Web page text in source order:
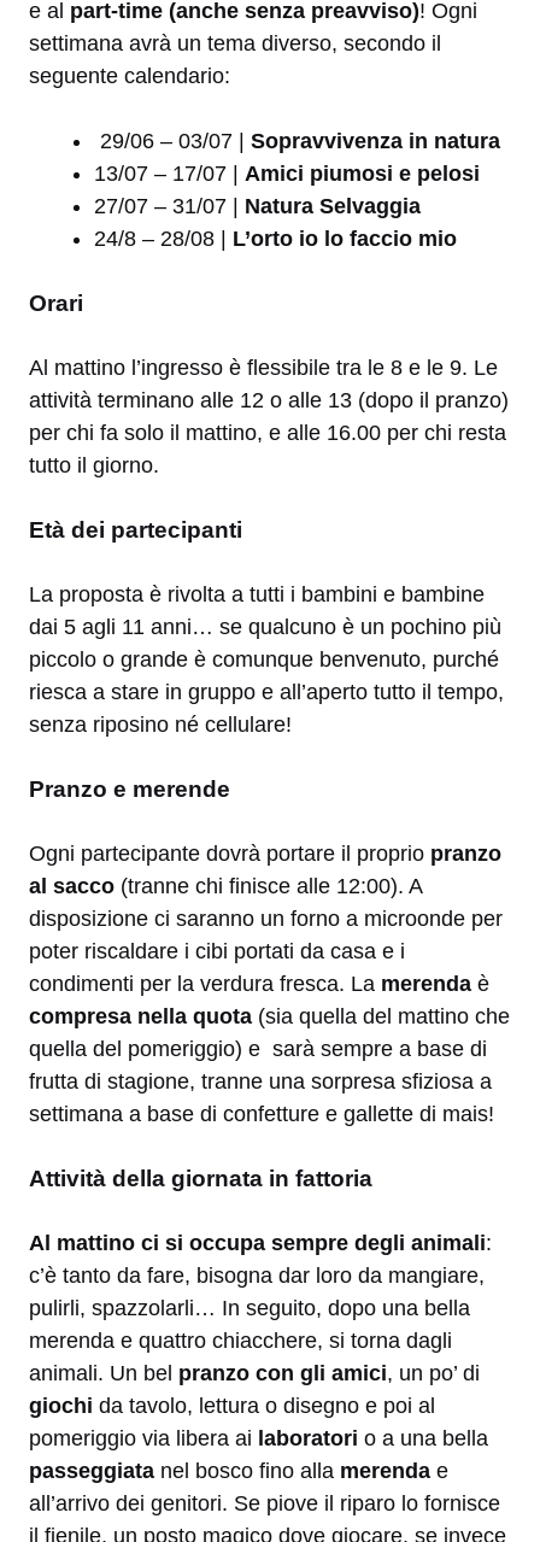
e al part-time (anche senza preavviso)! Ogni
settimana avrà un tema diverso, secondo il
seguente calendario:
29/06 – 03/07 | Sopravvivenza in natura
13/07 – 17/07 | Amici piumosi e pelosi
27/07 – 31/07 | Natura Selvaggia
24/8 – 28/08 | L’orto io lo faccio mio
Orari
Al mattino l’ingresso è flessibile tra le 8 e le 9. Le
attività terminano alle 12 o alle 13 (dopo il pranzo)
per chi fa solo il mattino, e alle 16.00 per chi resta
tutto il giorno.
Età dei partecipanti
La proposta è rivolta a tutti i bambini e bambine
dai 5 agli 11 anni… se qualcuno è un pochino più
piccolo o grande è comunque benvenuto, purché
riesca a stare in gruppo e all’aperto tutto il tempo,
senza riposino né cellulare!
Pranzo e merende
Ogni partecipante dovrà portare il proprio pranzo
al sacco (tranne chi finisce alle 12:00). A
disposizione ci saranno un forno a microonde per
poter riscaldare i cibi portati da casa e i
condimenti per la verdura fresca. La merenda è
compresa nella quota (sia quella del mattino che
quella del pomeriggio) e sarà sempre a base di
frutta di stagione, tranne una sorpresa sfiziosa a
settimana a base di confetture e gallette di mais!
Attività della giornata in fattoria
Al mattino ci si occupa sempre degli animali:
c’è tanto da fare, bisogna dar loro da mangiare,
pulirli, spazzolarli… In seguito, dopo una bella
merenda e quattro chiacchere, si torna dagli
animali. Un bel pranzo con gli amici, un po’ di
giochi da tavolo, lettura o disegno e poi al
pomeriggio via libera ai laboratori o a una bella
passeggiata nel bosco fino alla merenda e
all’arrivo dei genitori. Se piove il riparo lo fornisce
il fienile, un posto magico dove giocare, se invece